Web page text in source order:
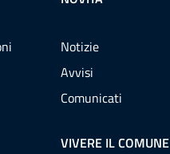
Notizie
Avvisi
Comunicati
VIVERE IL COMUNE